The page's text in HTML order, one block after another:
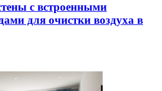
с встроенными
для очистки воздуха в